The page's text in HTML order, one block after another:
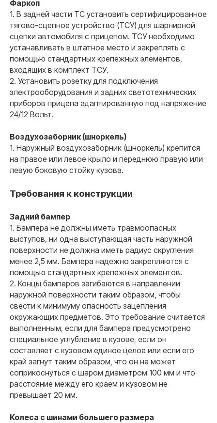
Фаркоп
1. В задней части ТС установить сертифицированное
тягово-сцепное устройство (ТСУ) для шарнирной
сцепки автомобиля с прицепом. ТСУ необходимо
устанавливать в штатное место и закреплять с
помощью стандартных крепежных элементов,
входящих в комплект ТСУ.
2. Установить розетку для подключения
электрооборудования и задних светотехнических
приборов прицепа адаптированную под напряжение
24/12 Вольт.
Воздухозаборник (шноркель)
1. Наружный воздухозаборник (шноркель) крепится
на правое или левое крыло и переднюю правую или
левую боковую стойку кузова.
Требования к конструкции
Задний бампер
1. Бампера не должны иметь травмоопасных
выступов, ни одна выступающая часть наружной
поверхности не должна иметь радиус скругления
менее 2,5 мм. Бампера надежно закрепляются с
помощью стандартных крепежных элементов.
2. Концы бамперов загибаются в направлении
наружной поверхности таким образом, чтобы
свести к минимуму опасность зацепления
окружающих предметов. Это требование считается
выполненным, если для бампера предусмотрено
специальное углубление в кузове, если он
составляет с кузовом единое целое или если его
край загнут таким образом, что он не может
соприкоснуться с шаром диаметром 100 мм и что
расстояние между его краем и кузовом не
превышает 20 мм.
Колеса с шинами большего размера
«ПОД КЛЮЧ» по всей России. Взаимодействие с
Технадзором ГИБДД берем на себя.
Оперативная поддержка
на всех этапах 24/7
+40
специалистов
Лаборатория с гос.
аккредитацией
лаборатория. Это позволяет сохранить низкую цену
для наших клиентов и высокую скорость выдачи
документов.
03
Остались вопросы?
Связаться
Оставьте заявку и мы
свяжемся с вами в ближайшее
Полина Скрынник
Специалист по сопровождению
Ксения Киселева
Специалист по сопровождению
Александр Литомин
Руководитель отдела продаж
Валерий Овчинников
Специалист по работе с клиентами
Евгений Коптяев
Менеджер по продажам
Зимин Владислав
Специалист по сопровождению